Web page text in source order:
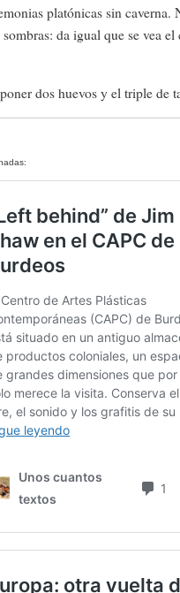
platónicas sin caverna.
da igual que se vea el
dos huevos y el triple de